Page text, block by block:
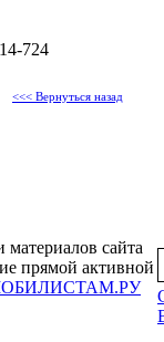
724
<<< Вернуться назад
сайта
прямой активной